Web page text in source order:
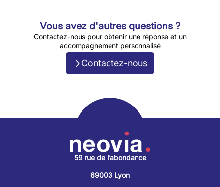
Vous avez d'autres questions ?
Contactez-nous pour obtenir une réponse et un
accompagnement personnalisé
Contactez-nous
59 rue de l’abondance
69003 Lyon